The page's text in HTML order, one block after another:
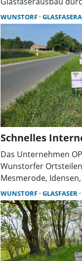
der aus Sicht der
Vereinbarung mit
berät sich auch mit
weitere Vorgehen.
WUNSTORF
Schnelles
Das Unternehmen
Wunstorfer
Mesmerode,
Großenheidorn,
Glasfaseranschlüsse
Ausbau durch das
Bürgerinnen und
Schneider auf
WUNSTORF GLASFASER